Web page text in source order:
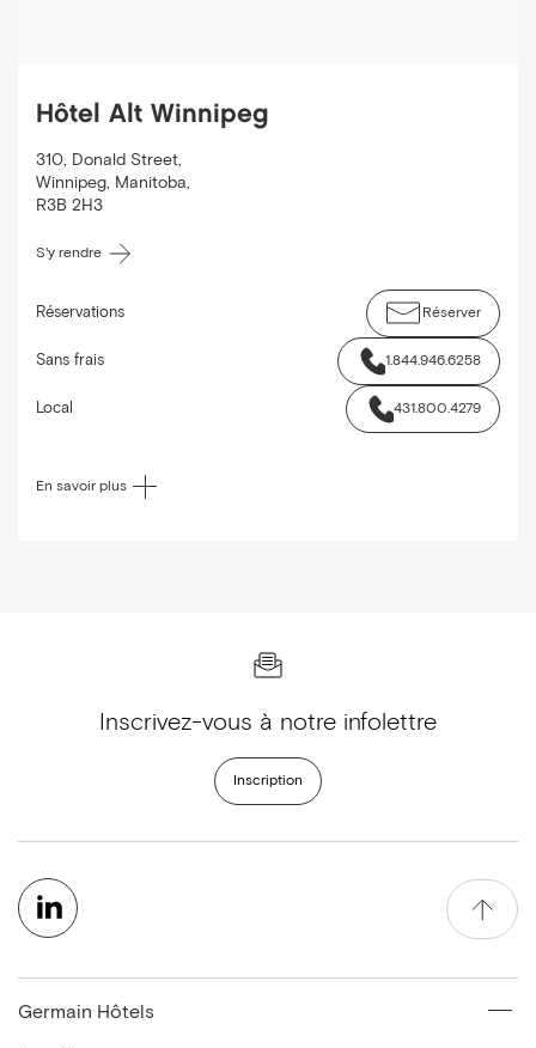
Hôtel Alt Winnipeg
310, Donald Street,
Winnipeg, Manitoba,
R3B 2H3
S'y rendre
Réservations Réserver
Sans frais 1.844.946.6258
Local 431.800.4279
En savoir plus
Inscrivez-vous à notre infolettre
Inscription
Germain Hôtels